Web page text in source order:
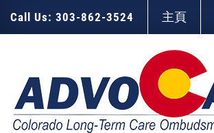
content
toolsCall Us: 303-862-3524 主頁